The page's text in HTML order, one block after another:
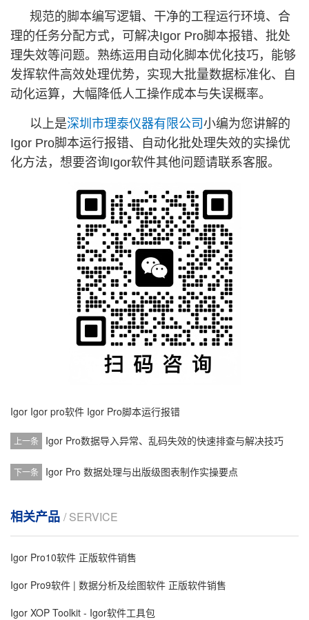
规范的脚本编写逻辑、干净的工程运行环境、合
理的任务分配方式，可解决Igor Pro脚本报错、批处
理失效等问题。熟练运用自动化脚本优化技巧，能够
发挥软件高效处理优势，实现大批量数据标准化、自
动化运算，大幅降低人工操作成本与失误概率。
以上是深圳市理泰仪器有限公司 小编为您讲解的
Igor Pro脚本运行报错、自动化批处理失效的实操优
化方法，想要咨询Igor软件其他问题请联系客服。
Igor Igor pro软件 Igor Pro脚本运行报错
上一条 Igor Pro数据导入异常、乱码失效的快速排查与解决技巧
下一条 Igor Pro 数据处理与出版级图表制作实操要点
相关产品 / SERVICE
Igor Pro10软件 正版软件销售
Igor Pro9软件 | 数据分析及绘图软件 正版软件销售
Igor XOP Toolkit - Igor软件工具包